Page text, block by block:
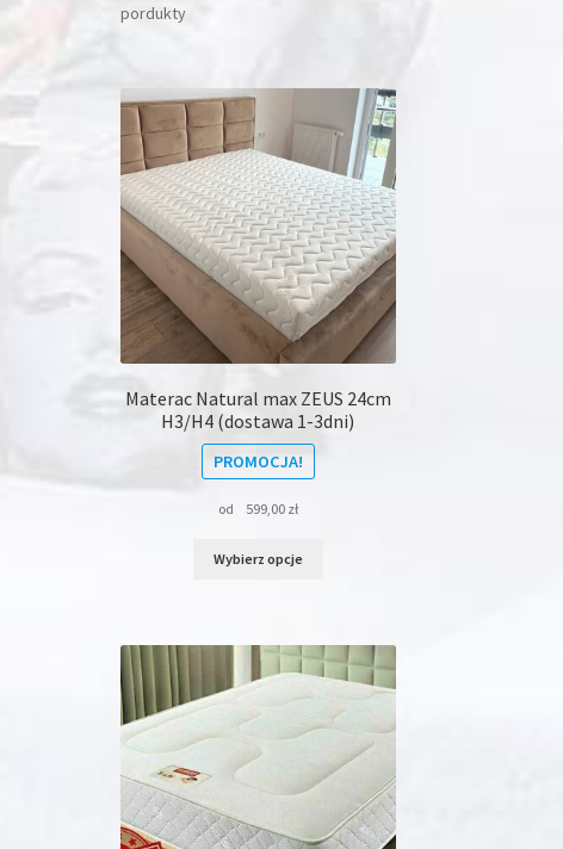
pordukty
Materac Natural max ZEUS 24cm
H3/H4 (dostawa 1-3dni)
PROMOCJA!
od 599,00 zł
Wybierz opcje
Opcje
można
na
stronie
produktu